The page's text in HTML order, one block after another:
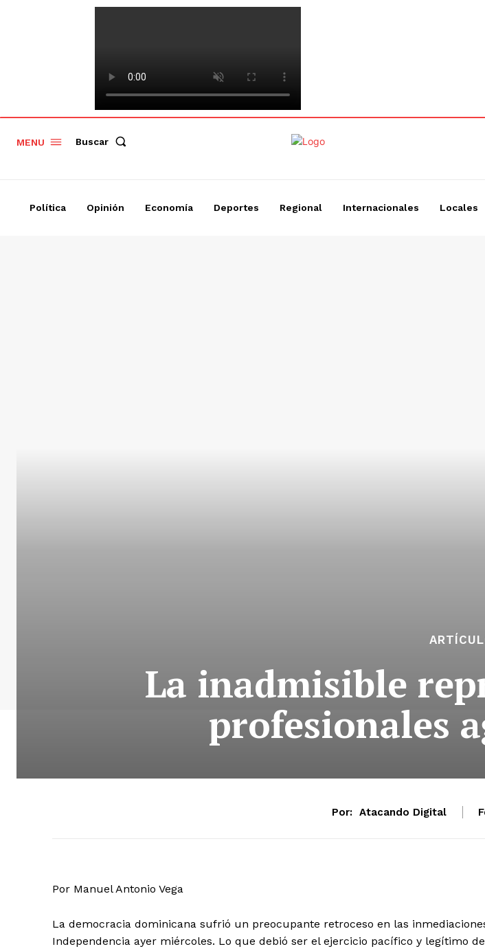
MENU Buscar
Política Opinión Economía Deportes Regional Internacionales Locales
La inadmisible
profesionales
Por: Atacando Digital
Por Manuel Antonio Vega
​La democracia dominicana sufrió un preocupante retroceso en las
Independencia ayer miércoles. Lo que debió ser el ejercicio pacífico y legítimo